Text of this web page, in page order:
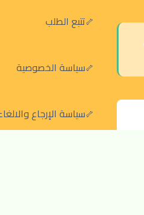
تتبع الطلب
سياسة الخصوصية
سياسة الإرجاع